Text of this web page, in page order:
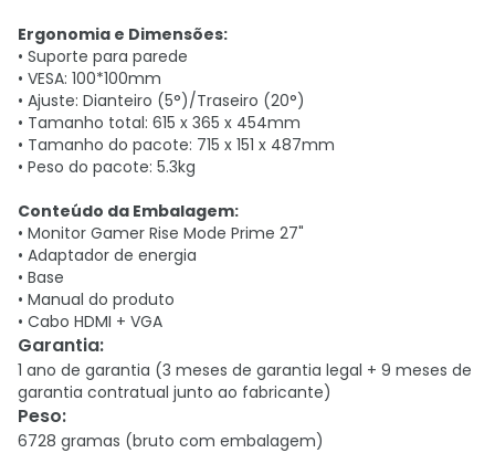
Ergonomia e Dimensões:
• Suporte para parede
• VESA: 100*100mm
• Ajuste: Dianteiro (5°)/Traseiro (20°)
• Tamanho total: 615 x 365 x 454mm
• Tamanho do pacote: 715 x 151 x 487mm
• Peso do pacote: 5.3kg
Conteúdo da Embalagem:
• Monitor Gamer Rise Mode Prime 27"
• Adaptador de energia
• Base
• Manual do produto
• Cabo HDMI + VGA
Garantia:
1 ano de garantia (3 meses de garantia legal + 9 meses de
garantia contratual junto ao fabricante)
Peso:
6728 gramas (bruto com embalagem)